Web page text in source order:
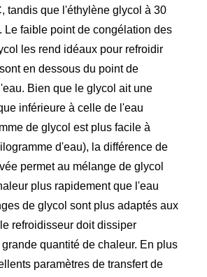
tandis que l'éthylène glycol à 30
Le faible point de congélation des
les rend idéaux pour refroidir
en dessous du point de
Bien que le glycol ait une
inférieure à celle de l'eau
de glycol est plus facile à
d'eau), la différence de
permet au mélange de glycol
plus rapidement que l'eau
de glycol sont plus adaptés aux
refroidisseur doit dissiper
quantité de chaleur. En plus
paramètres de transfert de